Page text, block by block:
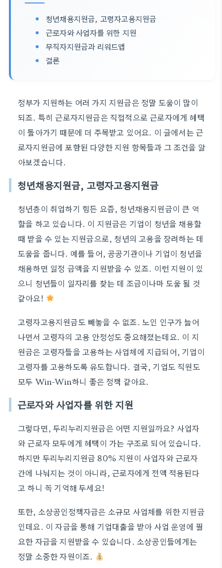
청년채용지원금, 고령자고용지원금
근로자와 사업자를 위한 지원
무직자지원금과 리워드앱
결론
정부가 지원하는 여러 가지 지원금은 정말 도움이 많이
되죠. 특히 근로자지원금은 직접적으로 근로자에게 혜택
이 돌아가기 때문에 더 주목받고 있어요. 이 글에서는 근
로자지원금에 포함된 다양한 지원 항목들과 그 조건을 알
아보겠습니다.
청년채용지원금, 고령자고용지원금
청년층이 취업하기 힘든 요즘, 청년채용지원금이 큰 역
할을 하고 있습니다. 이 지원금은 기업이 청년을 채용할
때 받을 수 있는 지원금으로, 청년의 고용을 장려하는 데
도움을 줍니다. 예를 들어, 공공기관이나 기업이 청년을
채용하면 일정 금액을 지원받을 수 있죠. 이런 지원이 있
으니 청년들이 일자리를 찾는 데 조금이나마 도움 될 것
같아요!
고령자고용지원금도 빼놓을 수 없죠. 노인 인구가 늘어
나면서 고령자의 고용 안정성도 중요해졌는데요. 이 지
원금은 고령자들을 고용하는 사업체에 지급되어, 기업이
고령자를 고용하도록 유도합니다. 결국, 기업도 직원도
모두 Win-Win하니 좋은 정책 같아요.
근로자와 사업자를 위한 지원
그렇다면, 두리누리지원금은 어떤 지원일까요? 사업자
와 근로자 모두에게 혜택이 가는 구조로 되어 있습니다.
하지만 두리누리지원금 80% 지원이 사업자와 근로자
간에 나눠지는 것이 아니라, 근로자에게 전액 적용된다
고 하니 꼭 기억해 두세요!
또한, 소상공인정책자금은 소규모 사업체를 위한 지원금
인데요. 이 자금을 통해 기업대출을 받아 사업 운영에 필
요한 자금을 지원받을 수 있습니다. 소상공인들에게는
정말 소중한 자원이죠.